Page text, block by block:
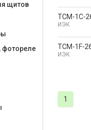
TCM-1C-
ИЭК
TCM-1F-
ИЭК
1
щитов
фотореле